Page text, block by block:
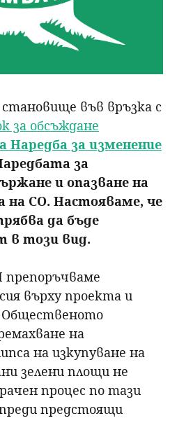
във връзка с
за обсъждане
Наредба за изменение
за
и опазване на
на СО. Настояваме, че
да бъде
в този вид.
върху проекта и
Общественото
на
на изкупуване на
зелени площи не
процес по тази
предстоящи